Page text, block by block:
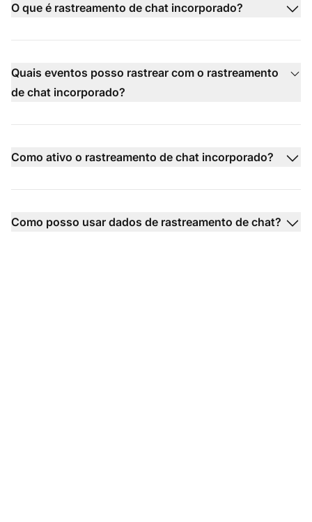
O que é rastreamento de chat incorporado?
Quais eventos posso rastrear com o rastreamento
de chat incorporado?
Como ativo o rastreamento de chat incorporado?
Como posso usar dados de rastreamento de chat?